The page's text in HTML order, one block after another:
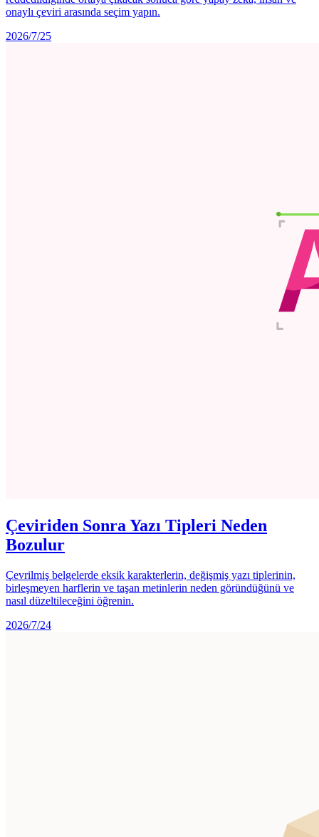
onaylı çeviri arasında seçim yapın.
2026/7/25
Çeviriden Sonra Yazı Tipleri Neden
Bozulur
Çevrilmiş belgelerde eksik karakterlerin, değişmiş yazı tiplerinin,
birleşmeyen harflerin ve taşan metinlerin neden göründüğünü ve
nasıl düzeltileceğini öğrenin.
2026/7/24